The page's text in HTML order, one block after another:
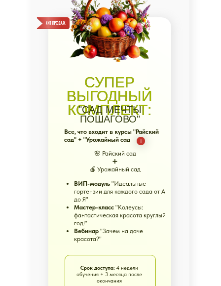
Срок доступа: 4 недели
обучения + 3 месяца после
окончания
🌸 Райский сад
➕
🍎 Урожайный сад
Все, что входит в курсы "Райский
сад" + "Урожайный сад
ВИП-модуль "Идеальные
гортензии для каждого сада от А
до Я"
Мастер-класс "Колеусы:
фантастическая красота круглый
год!"
Вебинар "Зачем на даче
красота?"
СУПЕР
ВЫГОДНЫЙ
КОМПЛЕКТ:
"САД МЕЧТЫ
ПОШАГОВО"
МЕГА полезное
содержание
2 недели пользы,
вдохновения
и плодотворного общения
с экспертами, наставниками
и единомышленниками
Внимание кураторов
— ангелов-хранителей
на курсе
Все секреты
плодового сада —
САД ДЛЯ
ВАС,А НЕ
ВЫ ДЛЯ
САДА!